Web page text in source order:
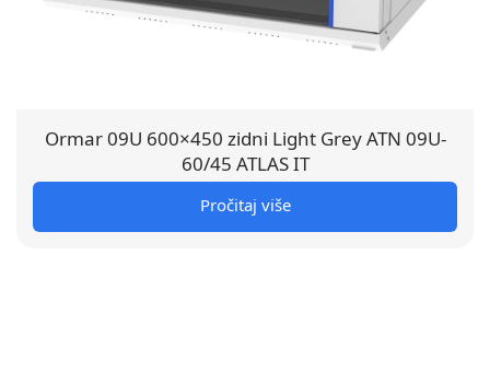
Ormar 09U 600×450 zidni Light Grey ATN 09U-
60/45 ATLAS IT
Pročitaj više